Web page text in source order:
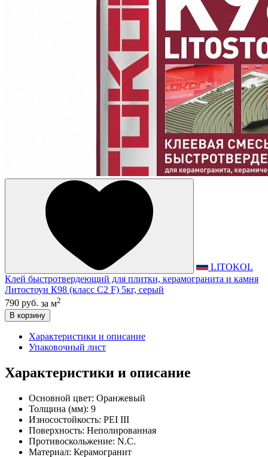
LITOKOL
Клей быстротвердеющий для плитки, керамогранита и камня
Литостоун К98 (класс С2 F) 5кг, серый
790 руб. за м2
В корзину
Характеристики и описание
Упаковочный лист
Характеристики и описание
Основной цвет: Оранжевый
Толщина (мм): 9
Износостойкость: PEI III
Поверхность: Неполированная
Противоскольжение: N.C.
Материал: Керамогранит